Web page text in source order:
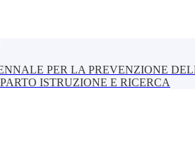
PER LA PREVENZIONE
ISTRUZIONE E RICERCA